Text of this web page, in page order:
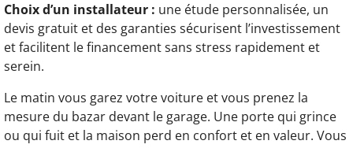
Choix d’un installateur : une étude personnalisée, un
devis gratuit et des garanties sécurisent l’investissement
et facilitent le financement sans stress rapidement et
serein.
Le matin vous garez votre voiture et vous prenez la
mesure du bazar devant le garage. Une porte qui grince
ou qui fuit et la maison perd en confort et en valeur. Vous